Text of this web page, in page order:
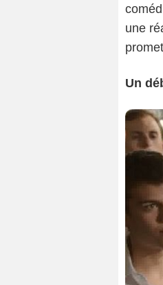
une
Un